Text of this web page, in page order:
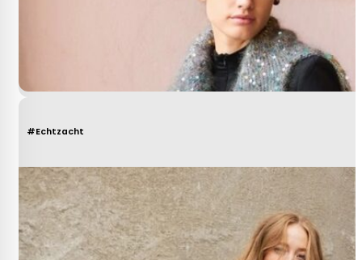
#Echtzacht